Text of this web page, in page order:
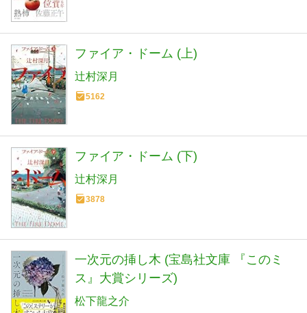
ファイア・ドーム (上)
辻村深月
5162
ファイア・ドーム (下)
辻村深月
3878
一次元の挿し木 (宝島社文庫 『このミ
ス』大賞シリーズ)
松下龍之介